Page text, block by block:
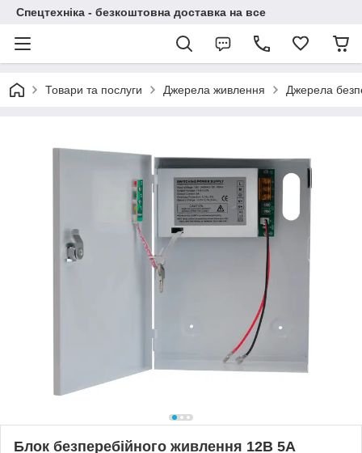
Спецтехніка - безкоштовна доставка на все
Товари та послуги Джерела живлення Джерела
Блок безперебійного живлення 12В 5А